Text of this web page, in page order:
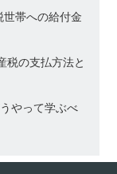
帯への給付金
税の支払方法と
やって学ぶべ